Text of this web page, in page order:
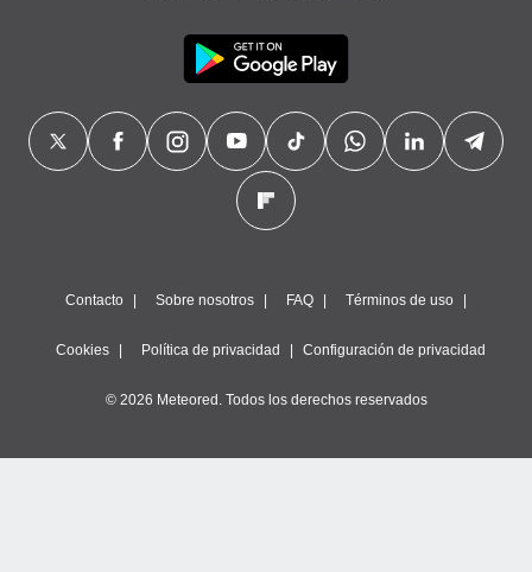
Contacto Sobre nosotros FAQ Términos de uso
Cookies Política de privacidad Configuración de privacidad
© 2026 Meteored. Todos los derechos reservados